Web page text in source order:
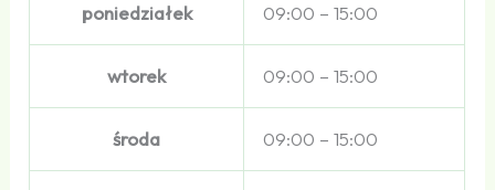
poniedziałek 09:00 – 15:00
wtorek 09:00 – 15:00
środa 09:00 – 15:00